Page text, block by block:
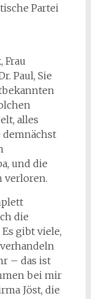
Partei
Frau
Paul, Sie
alles
demnächst
und die
verloren.
die
gibt viele,
– das ist
bei mir
Jöst, die